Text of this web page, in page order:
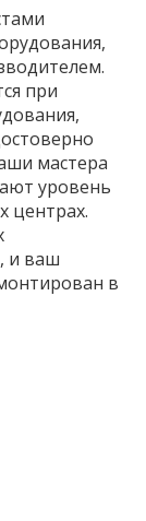
при
мастера
уровень
центрах.
и ваш
в